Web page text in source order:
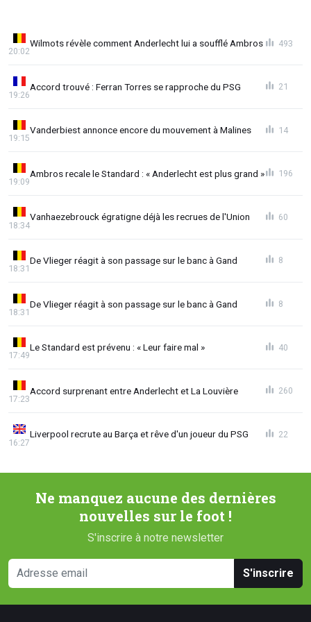
Wilmots révèle comment Anderlecht lui a soufflé Ambros
20:02
493
Accord trouvé : Ferran Torres se rapproche du PSG
19:26
21
Vanderbiest annonce encore du mouvement à Malines
19:15
14
Ambros recale le Standard : « Anderlecht est plus grand »
19:09
196
Vanhaezebrouck égratigne déjà les recrues de l'Union
18:34
60
De Vlieger réagit à son passage sur le banc à Gand
18:31
8
De Vlieger réagit à son passage sur le banc à Gand
18:31
8
Le Standard est prévenu : « Leur faire mal »
17:49
40
Accord surprenant entre Anderlecht et La Louvière
17:23
260
Liverpool recrute au Barça et rêve d'un joueur du PSG
16:27
22
Ne manquez aucune des dernières
nouvelles sur le foot !
S'inscrire à notre newsletter
S'inscrire